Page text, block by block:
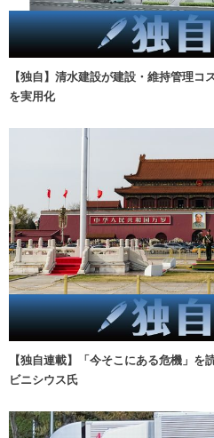
【独自】清水建設が建設・維持管理
を実用化
【独自連載】「今そこにある危機」
ビニシウス氏